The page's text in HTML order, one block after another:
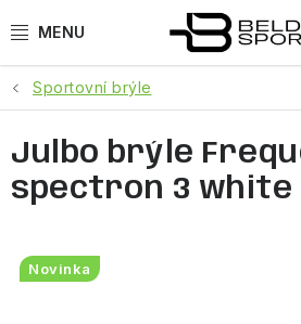
na
SPORTY
BĚH
GOLDBERGH
BOGNER
Sportovní brýle
Julbo brýle
spectron 3 white
Novinka